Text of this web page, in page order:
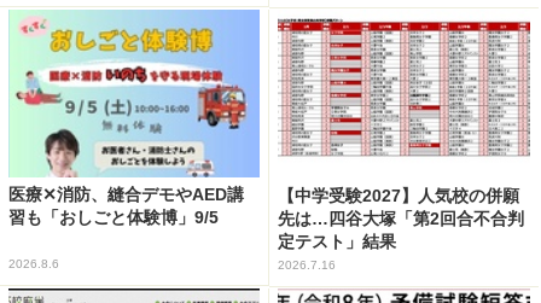
医療✕消防、縫合デモやAED講
習も「おしごと体験博」9/5
2026.8.6
【中学受験2027】人気校の併願
先は…四谷大塚「第2回合不合判
定テスト」結果
2026.7.16